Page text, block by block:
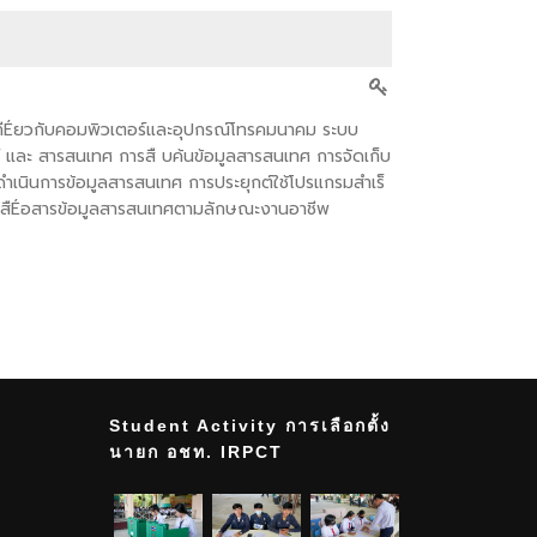
กับคอมพิวเตอร์และอุปกรณ์โทรคมนาคม ระบบ
ละ สารสนเทศ การสื บค้นข้อมูลสารสนเทศ การจัดเก็บ
รสนเทศ การประยุกต์ใช้โปรแกรมสําเร็
สืÉอสารข้อมูลสารสนเทศตามลักษณะงานอาชีพ
Student Activity การเลือกตั้ง
นายก อชท. IRPCT